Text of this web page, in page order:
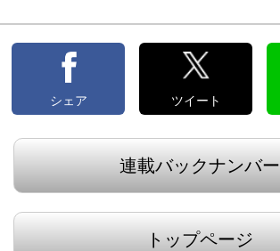
シェア ツイート
連載バックナンバー
トップページ